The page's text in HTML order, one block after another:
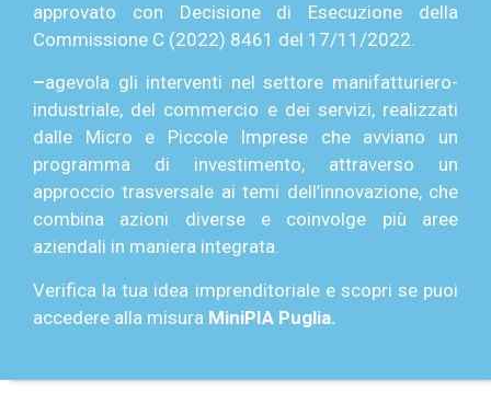
approvato con Decisione di Esecuzione della
Commissione C (2022) 8461 del 17/11/2022.
–agevola gli interventi nel settore manifatturiero-
industriale, del commercio e dei servizi, realizzati
dalle Micro e Piccole Imprese che avviano un
programma di investimento, attraverso un
approccio trasversale ai temi dell’innovazione, che
combina azioni diverse e coinvolge più aree
aziendali in maniera integrata.
Verifica la tua idea imprenditoriale e scopri se puoi
accedere alla misura MiniPIA Puglia.